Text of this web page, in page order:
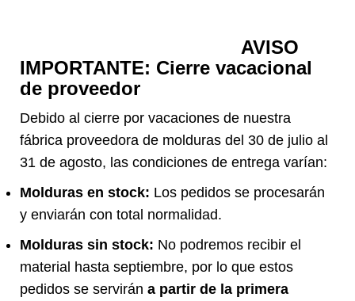
AVISO
IMPORTANTE: Cierre vacacional
de proveedor
Debido al cierre por vacaciones de nuestra
fábrica proveedora de molduras del 30 de julio al
31 de agosto, las condiciones de entrega varían:
Molduras en stock: Los pedidos se procesarán
y enviarán con total normalidad.
Molduras sin stock: No podremos recibir el
material hasta septiembre, por lo que estos
pedidos se servirán a partir de la primera